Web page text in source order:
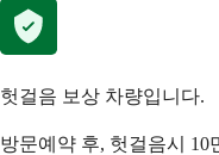
헛걸음 보상 차량입니다.
방문예약 후, 헛걸음시 10